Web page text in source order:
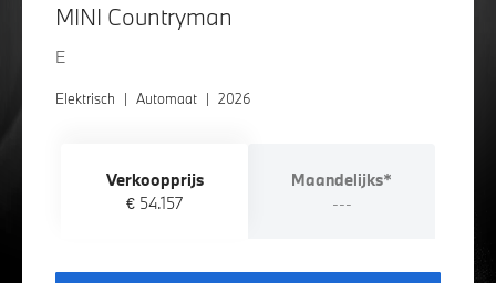
MINI Countryman
E
Elektrisch | Automaat | 2026
Verkoopprijs
€ 54.157
Maandelijks*
---